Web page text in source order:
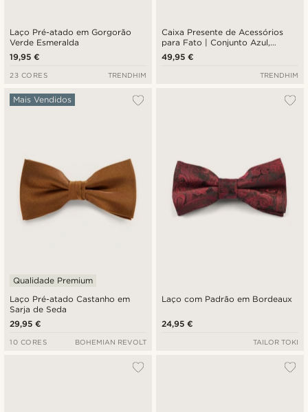
Laço Pré-atado em Gorgorão
Verde Esmeralda
19,95 €
23 CORES TRENDHIM
Caixa Presente de Acessórios
para Fato | Conjunto Azul,
Vermelho e Prateado
49,95 €
TRENDHIM
Laço Pré-atado Castanho em
Sarja de Seda
Mais Vendidos
Qualidade Premium
29,95 €
10 CORES BOHEMIAN REVOLT
Laço com Padrão em Bordeaux
24,95 €
TAILOR TOKI